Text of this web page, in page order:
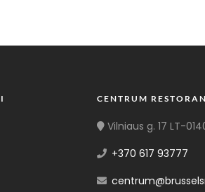
CENTRUM
Vilniaus g. 17 LT-
+370 617 93777